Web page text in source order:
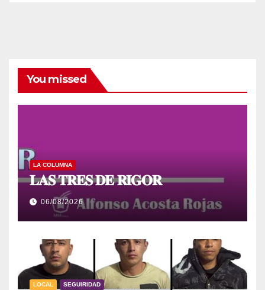
You missed
LA COLUMNA
𝐋𝐀𝐒 𝐓𝐑𝐄𝐒 𝐃𝐄 𝐑𝐈𝐆𝐎𝐑
06/08/2026
LOCAL SEGUIRIDAD